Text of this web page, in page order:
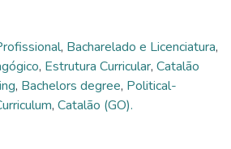
, Bacharelado e Licenciatura,
, Estrutura Curricular, Catalão
, Bachelors degree, Political-
, Catalão (GO).